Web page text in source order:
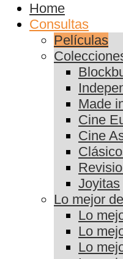
Home
Consultas
Películas
Made
Cine
Cine
Joyitas
Lo mejor
Lo
Lo
Lo